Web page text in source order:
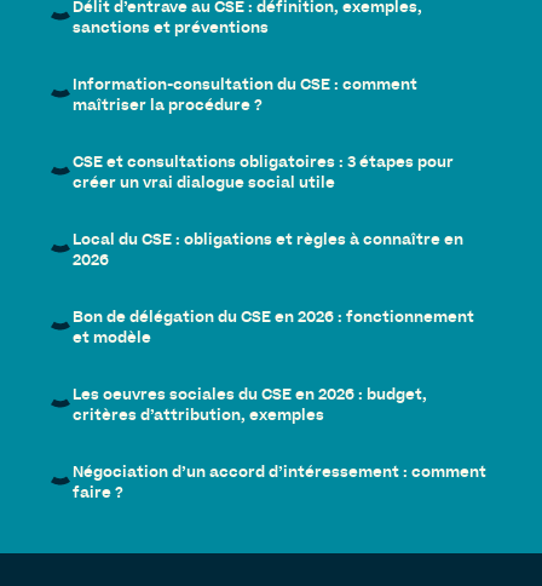
Délit d’entrave au CSE : définition, exemples,
sanctions et préventions
Information-consultation du CSE : comment
maîtriser la procédure ?
CSE et consultations obligatoires : 3 étapes pour
créer un vrai dialogue social utile
Local du CSE : obligations et règles à connaître en
2026
Bon de délégation du CSE en 2026 : fonctionnement
et modèle
Les oeuvres sociales du CSE en 2026 : budget,
critères d’attribution, exemples
Négociation d’un accord d’intéressement : comment
faire ?